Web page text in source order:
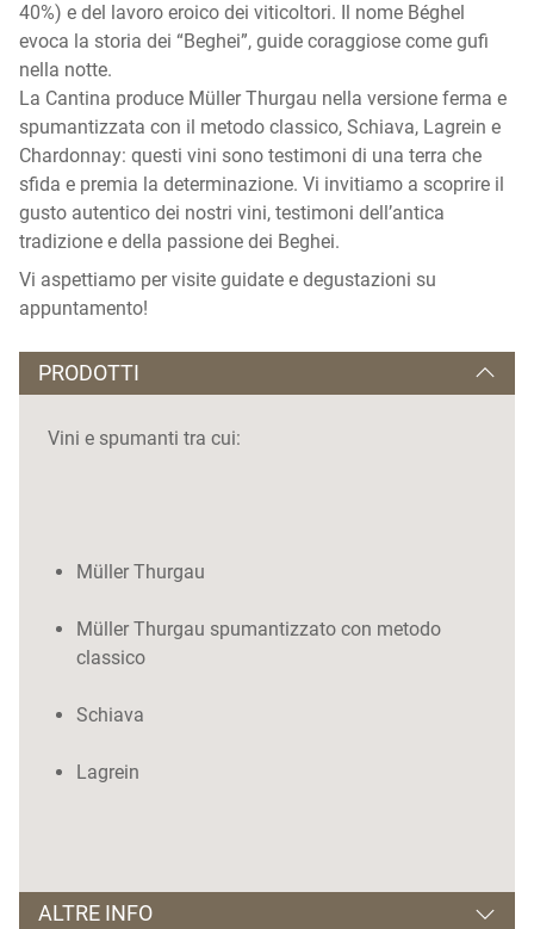
40%) e del lavoro eroico dei viticoltori. Il nome Béghel
evoca la storia dei “Beghei”, guide coraggiose come gufi
nella notte.
La Cantina produce Müller Thurgau nella versione ferma e
spumantizzata con il metodo classico, Schiava, Lagrein e
Chardonnay: questi vini sono testimoni di una terra che
sfida e premia la determinazione. Vi invitiamo a scoprire il
gusto autentico dei nostri vini, testimoni dell’antica
tradizione e della passione dei Beghei.
Vi aspettiamo per visite guidate e degustazioni su
appuntamento!
PRODOTTI
Vini e spumanti tra cui:
Müller Thurgau
Müller Thurgau spumantizzato con metodo
classico
Schiava
Lagrein
ALTRE INFO